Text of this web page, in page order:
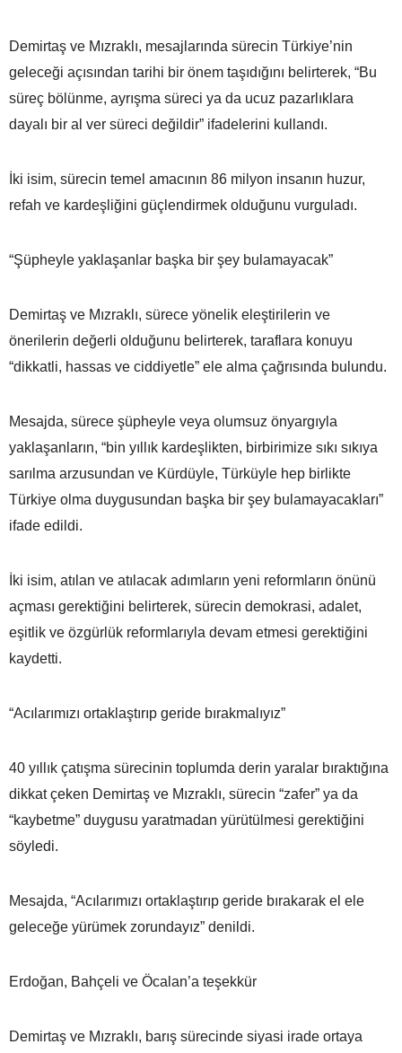
Demirtaş ve Mızraklı, mesajlarında sürecin Türkiye’nin
geleceği açısından tarihi bir önem taşıdığını belirterek, “Bu
süreç bölünme, ayrışma süreci ya da ucuz pazarlıklara
dayalı bir al ver süreci değildir” ifadelerini kullandı.
İki isim, sürecin temel amacının 86 milyon insanın huzur,
refah ve kardeşliğini güçlendirmek olduğunu vurguladı.
“Şüpheyle yaklaşanlar başka bir şey bulamayacak”
Demirtaş ve Mızraklı, sürece yönelik eleştirilerin ve
önerilerin değerli olduğunu belirterek, taraflara konuyu
“dikkatli, hassas ve ciddiyetle” ele alma çağrısında bulundu.
Mesajda, sürece şüpheyle veya olumsuz önyargıyla
yaklaşanların, “bin yıllık kardeşlikten, birbirimize sıkı sıkıya
sarılma arzusundan ve Kürdüyle, Türküyle hep birlikte
Türkiye olma duygusundan başka bir şey bulamayacakları”
ifade edildi.
İki isim, atılan ve atılacak adımların yeni reformların önünü
açması gerektiğini belirterek, sürecin demokrasi, adalet,
eşitlik ve özgürlük reformlarıyla devam etmesi gerektiğini
kaydetti.
“Acılarımızı ortaklaştırıp geride bırakmalıyız”
40 yıllık çatışma sürecinin toplumda derin yaralar bıraktığına
dikkat çeken Demirtaş ve Mızraklı, sürecin “zafer” ya da
“kaybetme” duygusu yaratmadan yürütülmesi gerektiğini
söyledi.
Mesajda, “Acılarımızı ortaklaştırıp geride bırakarak el ele
geleceğe yürümek zorundayız” denildi.
Erdoğan, Bahçeli ve Öcalan’a teşekkür
Demirtaş ve Mızraklı, barış sürecinde siyasi irade ortaya